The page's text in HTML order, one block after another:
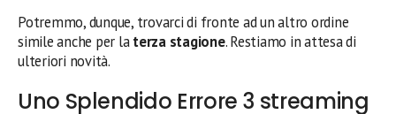
Potremmo, dunque, trovarci di fronte ad un altro ordine
simile anche per laterza stagione. Restiamo in attesa di
ulteriori novità.
Uno Splendido Errore 3 streaming